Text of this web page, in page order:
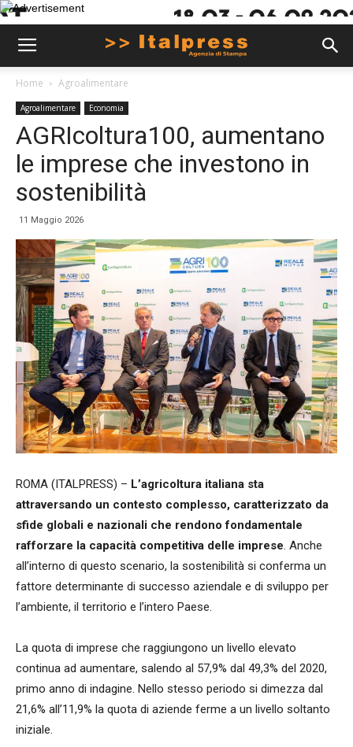
Home Agroalimentare
Agroalimentare Economia
AGRIcoltura100, aumentano
le imprese che investono in
sostenibilità
11 Maggio 2026
ROMA (ITALPRESS) – L’agricoltura italiana sta
attraversando un contesto complesso, caratterizzato da
sfide globali e nazionali che rendono fondamentale
rafforzare la capacità competitiva delle imprese. Anche
all’interno di questo scenario, la sostenibilità si conferma un
fattore determinante di successo aziendale e di sviluppo per
l’ambiente, il territorio e l’intero Paese.
La quota di imprese che raggiungono un livello elevato
continua ad aumentare, salendo al 57,9% dal 49,3% del 2020,
primo anno di indagine. Nello stesso periodo si dimezza dal
21,6% all’11,9% la quota di aziende ferme a un livello soltanto
iniziale.